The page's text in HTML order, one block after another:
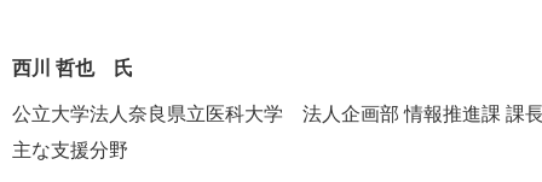
西川 哲也 氏
公立大学法人奈良県立医科大学 法人企画部 情報推進課 課
主な支援分野